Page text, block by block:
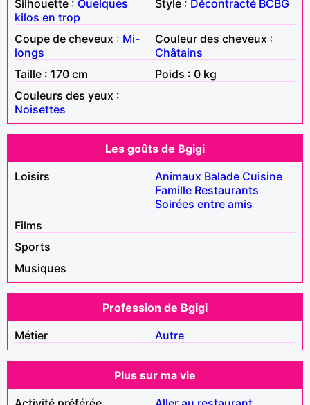
Silhouette : Quelques
kilos en trop
Style : Décontracté BCBG
Coupe de cheveux : Mi-
longs
Couleur des cheveux :
Châtains
Taille : 170 cm
Poids : 0 kg
Couleurs des yeux :
Noisettes
Les goûts de Bgigi
Loisirs
Animaux Balade Cuisine
Famille Restaurants
Soirées entre amis
Films
Sports
Musiques
Profession de Bgigi
Métier
Autre
Plus sur ma vie